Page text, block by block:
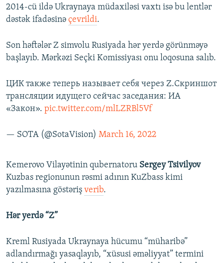
2014-cü ildə Ukraynaya müdaxiləsi vaxtı isə bu lentlər
dəstək ifadəsinə çevrildi.
Son həftələr Z simvolu Rusiyada hər yerdə görünməyə
başlayıb. Mərkəzi Seçki Komissiyası onu loqosuna salıb.
ЦИК также теперь называет себя через Z.Скриншот
трансляции идущего сейчас заседания: ИА
«Закон». pic.twitter.com/mlLZRBl5Vf
— SOTA (@SotaVision) March 16, 2022
Kemerovo Vilayətinin qubernatoru Sergey Tsivilyov
Kuzbas regionunun rəsmi adının KuZbass kimi
yazılmasına göstəriş verib.
Hər yerdə “Z”
Kreml Rusiyada Ukraynaya hücumu “müharibə”
adlandırmağı yasaqlayıb, “xüsusi əməliyyat” termini